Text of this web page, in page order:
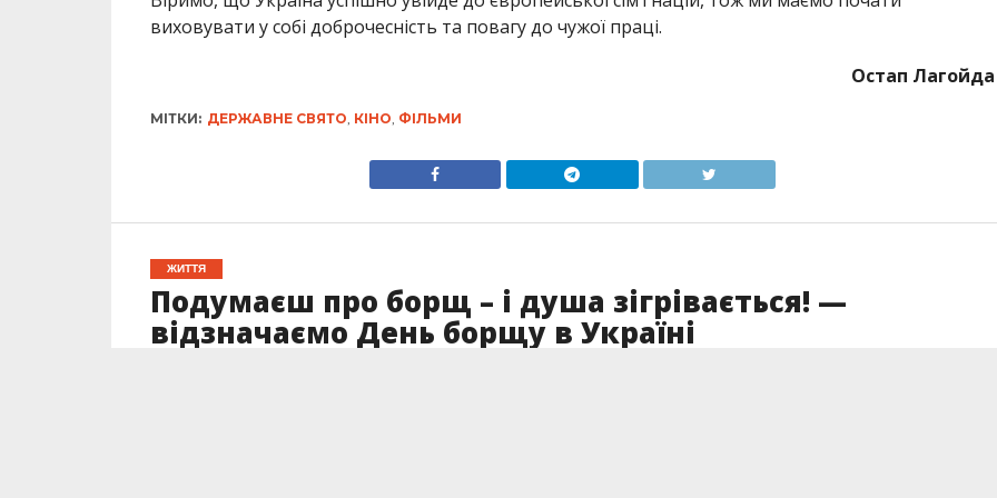
виховувати у собі доброчесність та повагу до чужої праці.
Остап Лагойда
МІТКИ: ДЕРЖАВНЕ СВЯТО, КІНО, ФІЛЬМИ
ЖИТТЯ
Подумаєш про борщ – і душа зігрівається! —
відзначаємо День борщу в Україні